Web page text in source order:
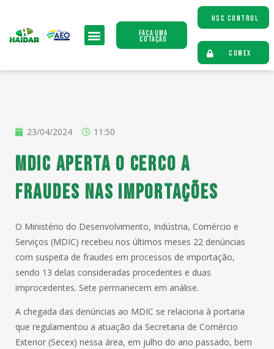
Faça uma
Cotação
HSC CONTROL
COMEX
23/04/2024 11:50
MDIC aperta o cerco a
fraudes nas importações
O Ministério do Desenvolvimento, Indústria, Comércio e
Serviços (MDIC) recebeu nos últimos meses 22 denúncias
com suspeita de fraudes em processos de importação,
sendo 13 delas consideradas procedentes e duas
improcedentes. Sete permanecem em análise.
A chegada das denúncias ao MDIC se relaciona à portaria
que regulamentou a atuação da Secretaria de Comércio
Exterior (Secex) nessa área, em julho do ano passado, bem